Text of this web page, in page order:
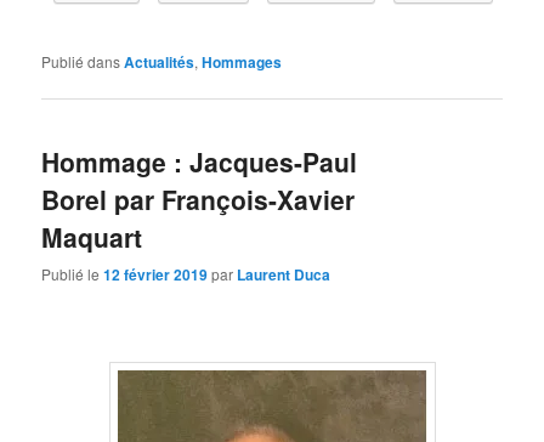
Publié dansActualités,Hommages
Hommage : Jacques-Paul
Borel par François-Xavier
Maquart
Publié le12 février 2019par Laurent Duca